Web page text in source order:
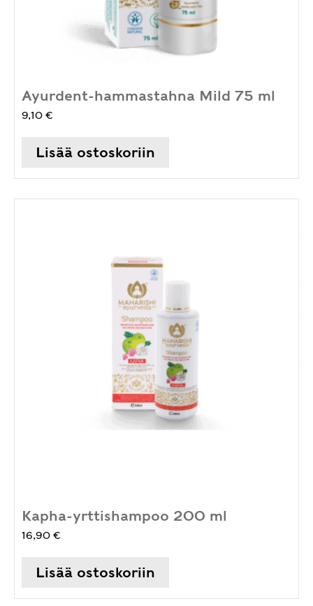
Ayurdent-hammastahna Mild 75 ml
9,10 €
Lisää ostoskoriin
Kapha-yrttishampoo 200 ml
16,90 €
Lisää ostoskoriin